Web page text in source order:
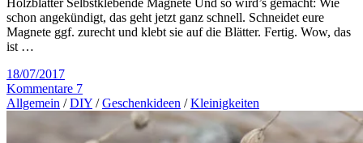
Holzblätter Selbstklebende Magnete Und so wird’s gemacht: Wie
schon angekündigt, das geht jetzt ganz schnell. Schneidet eure
Magnete ggf. zurecht und klebt sie auf die Blätter. Fertig. Wow, das
ist …
18/07/2017
Kommentare 7
Allgemein /DIY /Geschenkideen /Kleinigkeiten